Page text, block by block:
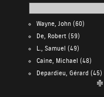
Wayne, John(60)
De, Robert(59)
L., Samuel (49)
Caine, Michael (48)
Depardieu, Gérard (45)